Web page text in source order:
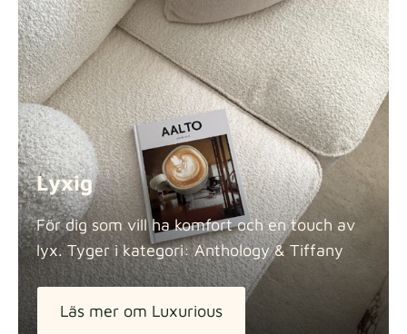
Lyxig
För dig som vill ha komfort och en touch av
lyx. Tyger i kategori: Anthology & Tiffany
Läs mer om Luxurious